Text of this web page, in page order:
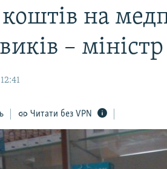
на
– міністр
Читати без VPN